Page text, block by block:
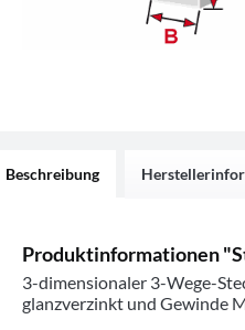
Beschreibung
Produktinformationen
3-dimensionaler 3-Wege-
glanzverzinkt und Gewinde